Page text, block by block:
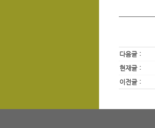
다음글 :
현재글 :
이전글 :